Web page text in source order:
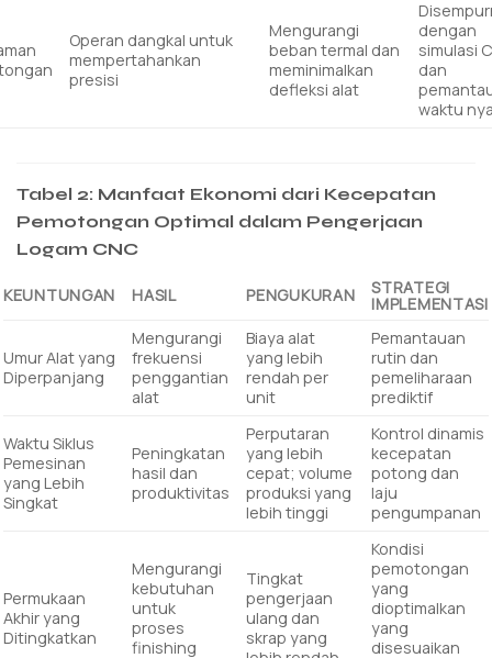
Operan dangkal untuk
mempertahankan
presisi
Mengurangi
beban termal dan
meminimalkan
defleksi alat
dengan
simulasi
dan
waktu
Tabel 2: Manfaat Ekonomi dari Kecepatan
Pemotongan Optimal dalam Pengerjaan
Logam CNC
KEUNTUNGAN HASIL PENGUKURAN STRATEGI
IMPLEMENTASI
Umur Alat yang
Diperpanjang
Mengurangi
frekuensi
penggantian
alat
Biaya alat
yang lebih
rendah per
unit
Pemantauan
rutin dan
pemeliharaan
prediktif
Waktu Siklus
Pemesinan
yang Lebih
Singkat
Peningkatan
hasil dan
produktivitas
Perputaran
yang lebih
cepat; volume
produksi yang
lebih tinggi
Kontrol dinamis
kecepatan
potong dan
laju
pengumpanan
Permukaan
Akhir yang
Ditingkatkan
Mengurangi
kebutuhan
untuk
proses
finishing
Tingkat
pengerjaan
ulang dan
skrap yang
Kondisi
pemotongan
yang
dioptimalkan
yang
disesuaikan